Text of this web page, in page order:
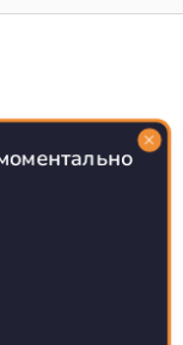
на нашем
пользователям